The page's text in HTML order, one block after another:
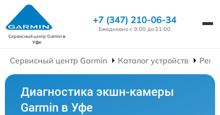
Сервисный центр Garminв
Уфе
+7 (347) 210-06-34
Ежедневно с 9:00 до 21:00
Сервисный центр Garmin Каталог устройств
Диагностика экшн-камеры
Garmin в Уфе